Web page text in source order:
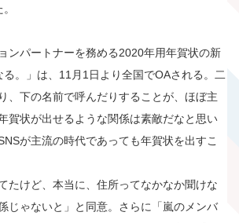
ンパートナーを務める2020年用年賀状の新
。」は、11月1日より全国でOAされる。二
、下の名前で呼んだりすることが、ほぼ主
賀状が出せるような関係は素敵だなと思い
が主流の時代であっても年賀状を出すこ
たけど、本当に、住所ってなかなか聞けな
じゃないと」と同意。さらに「嵐のメンバ